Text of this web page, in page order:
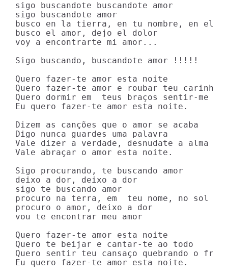
sigo buscandote buscandote amor
sigo buscandote amor
busco en la tierra, en tu nombre, en el
busco el amor, dejo el dolor
voy a encontrarte mi amor...
Sigo buscando, buscandote amor !!!!!
Quero fazer-te amor esta noite
Quero fazer-te amor e roubar teu
Quero dormir em  teus braços sentir-me
Eu quero fazer-te amor esta noite.
Dizem as canções que o amor se acaba
Digo nunca guardes uma palavra
Vale dizer a verdade, desnudate a alma
Vale abraçar o amor esta noite.
Sigo procurando, te buscando amor
deixo a dor, deixo a dor
sigo te buscando amor
procuro na terra, em  teu nome, no sol
procuro o amor, deixo a dor
vou te encontrar meu amor
Quero fazer-te amor esta noite
Quero te beijar e cantar-te ao todo
Quero sentir teu cansaço quebrando o
Eu quero fazer-te amor esta noite.